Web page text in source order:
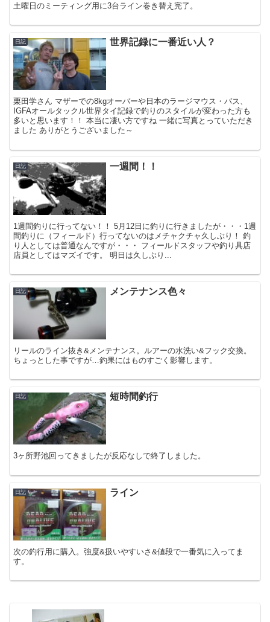
土曜日のミーティング用に3台ライン巻き替え完了。
日記 世界記録に一番近い人？
栗田学さん マザーでの8kgオーバーや日本のラージマウス・バス、
IGFAオールタックル世界タイ記録で釣りのスタイルが変わった方も
多いと思います！！ 本当に凄い方ですね 一緒に写真とっていただき
ました ありがとうございました～
日記 一週間！！
1週間釣りに行ってない！！ 5月12日に釣りに行きましたが・・・1週
間釣りに（フィールド）行ってないのはメチャクチャ久しぶり！ 釣
り人としては普通なんですが・・・ フィールドスタッフや釣り具店
店員としてはマズイです。 明日は久しぶり...
日記 メンテナンス色々
リールのライン抜き&メンテナンス。ルアーの水洗い&フック交換。
ちょっとした事ですが…釣果にはものすごく影響します。
日記 短時間釣行
3ヶ所野池回ってきましたが反応なしで終了しました。
日記 ライン
次の釣行用に購入。強度&扱いやすいさ&値段で一番気に入ってま
す。